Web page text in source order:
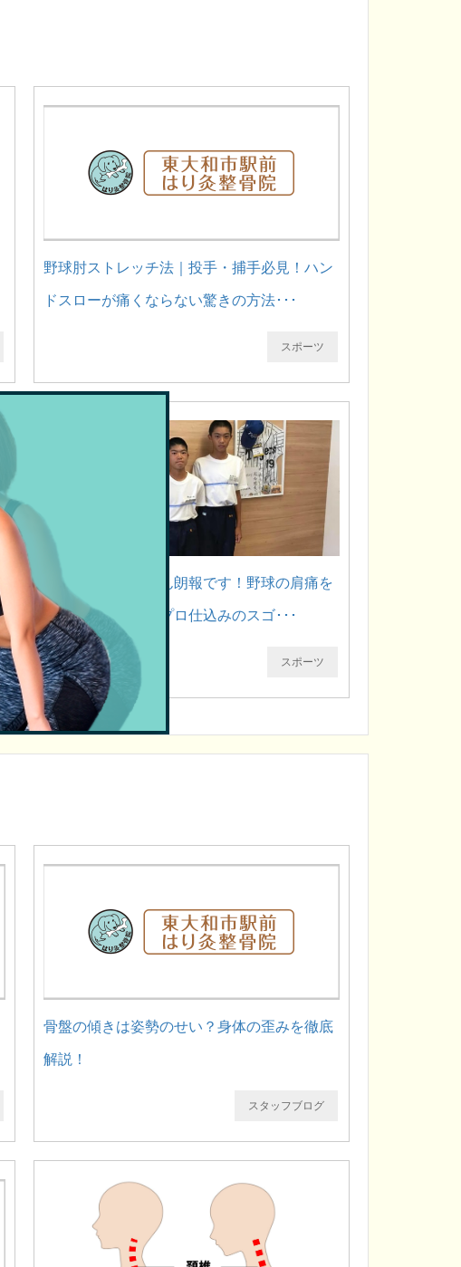
野球肘ストレッチ法｜投手・捕手必見！ハン
ドスローが痛くならない驚きの方法･･･
スポーツ
お母さん・お父さん朗報です！野球の肩痛を
即日楽にします！プロ仕込みのスゴ･･･
スポーツ
骨盤の傾きは姿勢のせい？身体の歪みを徹底
解説！
スタッフブログ